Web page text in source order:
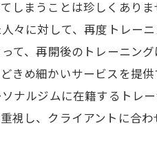
しまうことは珍しくあり
々に対して、再度トレー
て、再開後のトレーニン
きめ細かいサービスを提
ナルジムに在籍するトレ
視し、クライアントに合